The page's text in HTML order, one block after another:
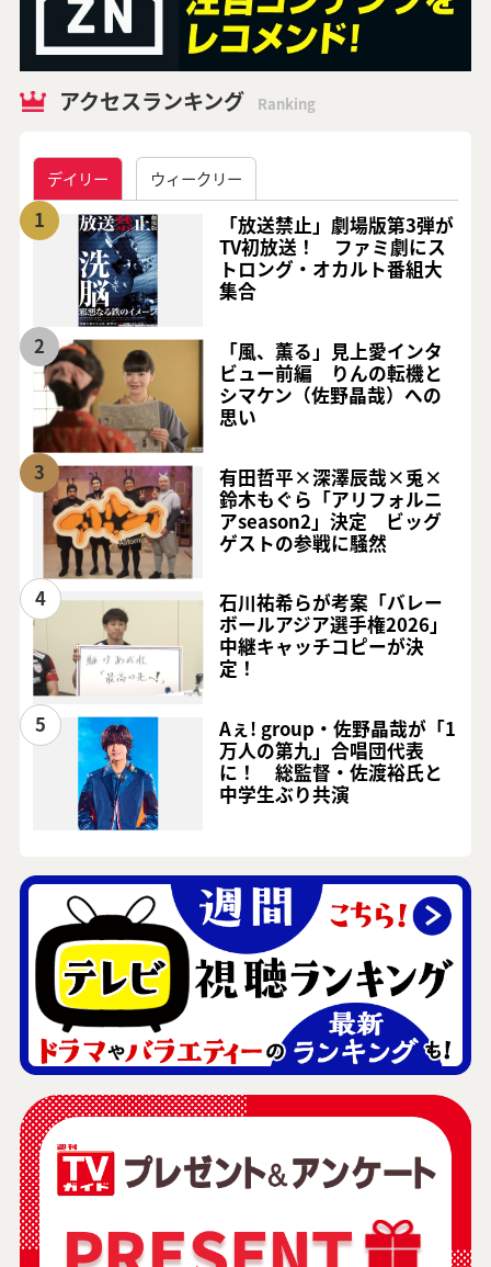
アクセスランキング Ranking
デイリー ウィークリー
1
「放送禁止」劇場版第3弾が
TV初放送！ ファミ劇にス
トロング・オカルト番組大
集合
2
「風、薫る」見上愛インタ
ビュー前編 りんの転機と
シマケン（佐野晶哉）への
思い
3
有田哲平×深澤辰哉×兎×
鈴木もぐら「アリフォルニ
アseason2」決定 ビッグ
ゲストの参戦に騒然
4
石川祐希らが考案「バレー
ボールアジア選手権2026」
中継キャッチコピーが決
定！
5
Aぇ! group・佐野晶哉が「1
万人の第九」合唱団代表
に！ 総監督・佐渡裕氏と
中学生ぶり共演